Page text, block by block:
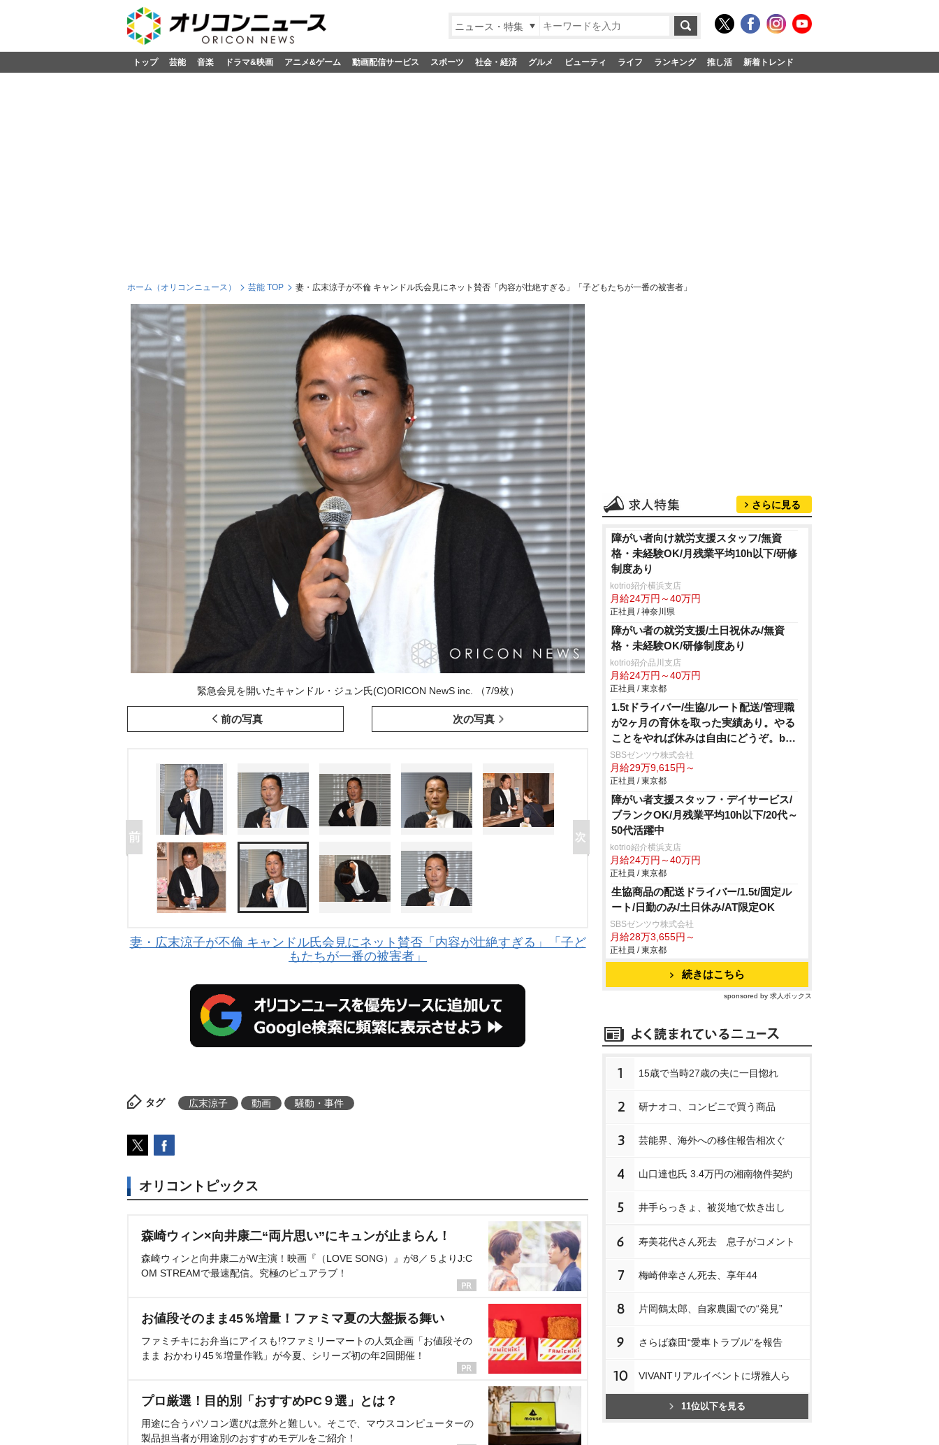
ニュース・特集
トップ 芸能 音楽 ドラマ&映画 アニメ&ゲーム 動画配信サービス スポーツ 社会・経済 グルメ ビューティ ライフ ランキング 推し活 新着トレンド
ホーム（オリコンニュース） 芸能 TOP 妻・広末涼子が不倫 キャンドル氏会見にネット賛否「内容が壮絶すぎる」「子どもたちが一番の被害者」
緊急会見を開いたキャンドル・ジュン氏(C)ORICON NewS inc. （7/9枚）
前の写真 次の写真
妻・広末涼子が不倫 キャンドル氏会見にネット賛否「内容が壮絶すぎる」「子ど
もたちが一番の被害者」
タグ 広末涼子 動画 騒動・事件
オリコントピックス
森崎ウィン×向井康二“両片思い”にキュンが止まらん！
森崎ウィンと向井康二がW主演！映画『（LOVE SONG）』が8／５よりJ:C
OM STREAMで最速配信。究極のピュアラブ！
お値段そのまま45％増量！ファミマ夏の大盤振る舞い
ファミチキにお弁当にアイスも!?ファミリーマートの人気企画「お値段その
まま おかわり45％増量作戦」が今夏、シリーズ初の年2回開催！
プロ厳選！目的別「おすすめPC９選」とは？
用途に合うパソコン選びは意外と難しい。そこで、マウスコンピューターの
製品担当者が用途別のおすすめモデルをご紹介！
さらに見る
障がい者向け就労支援スタッフ/無資
格・未経験OK/月残業平均10h以下/研修
制度あり
kotrio紹介横浜支店
月給24万円～40万円
正社員 / 神奈川県
障がい者の就労支援/土日祝休み/無資
格・未経験OK/研修制度あり
kotrio紹介品川支店
月給24万円～40万円
正社員 / 東京都
1.5tドライバー/生協/ルート配送/管理職
が2ヶ月の育休を取った実績あり。やる
ことをやれば休みは自由にどうぞ。by
所長
SBSゼンツウ株式会社
月給29万9,615円～
正社員 / 東京都
障がい者支援スタッフ・デイサービス/
ブランクOK/月残業平均10h以下/20代～
50代活躍中
kotrio紹介横浜支店
月給24万円～40万円
正社員 / 東京都
生協商品の配送ドライバー/1.5t/固定ル
ート/日勤のみ/土日休み/AT限定OK
SBSゼンツウ株式会社
月給28万3,655円～
正社員 / 東京都
続きはこちら
sponsored by 求人ボックス
1 15歳で当時27歳の夫に一目惚れ
2 研ナオコ、コンビニで買う商品
3 芸能界、海外への移住報告相次ぐ
4 山口達也氏 3.4万円の湘南物件契約
5 井手らっきょ、被災地で炊き出し
6 寿美花代さん死去 息子がコメント
7 梅崎伸幸さん死去、享年44
8 片岡鶴太郎、自家農園での“発見”
9 さらば森田“愛車トラブル”を報告
10 VIVANTリアルイベントに堺雅人ら
11位以下を見る